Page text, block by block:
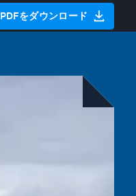
PDFをダウンロード